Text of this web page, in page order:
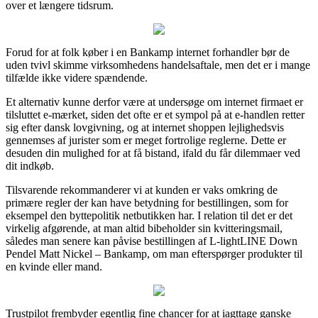
over et længere tidsrum.
Forud for at folk køber i en Bankamp internet forhandler bør de
uden tvivl skimme virksomhedens handelsaftale, men det er i mange
tilfælde ikke videre spændende.
Et alternativ kunne derfor være at undersøge om internet firmaet er
tilsluttet e-mærket, siden det ofte er et sympol på at e-handlen retter
sig efter dansk lovgivning, og at internet shoppen lejlighedsvis
gennemses af jurister som er meget fortrolige reglerne. Dette er
desuden din mulighed for at få bistand, ifald du får dilemmaer ved
dit indkøb.
Tilsvarende rekommanderer vi at kunden er vaks omkring de
primære regler der kan have betydning for bestillingen, som for
eksempel den byttepolitik netbutikken har. I relation til det er det
virkelig afgørende, at man altid bibeholder sin kvitteringsmail,
således man senere kan påvise bestillingen af L-lightLINE Down
Pendel Matt Nickel – Bankamp, om man efterspørger produkter til
en kvinde eller mand.
Trustpilot frembyder egentlig fine chancer for at iagttage ganske